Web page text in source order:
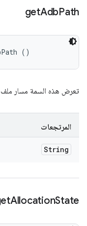
getAdbPath
()
تعرض هذه السمة مسار ملف adb الثنائي المستخدَم.
المرتجعات
String
AllocationState